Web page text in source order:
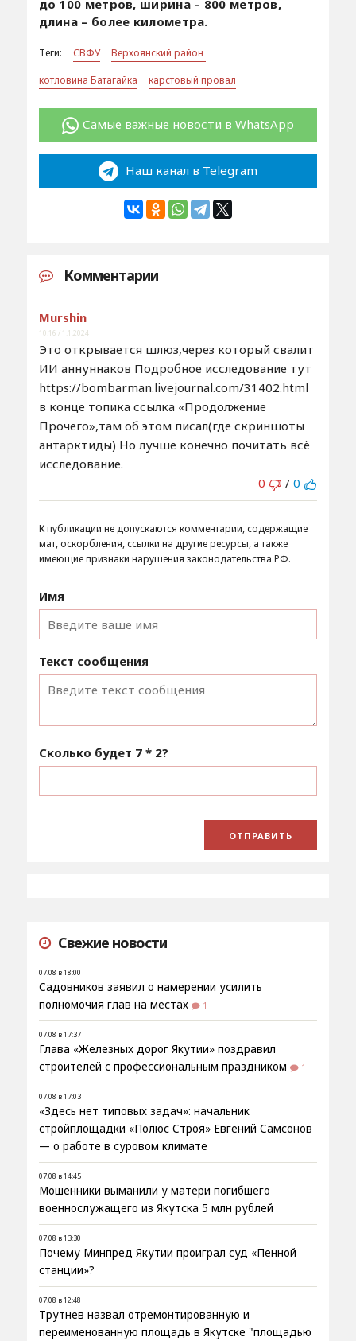
до 100 метров, ширина – 800 метров,
длина – более километра.
Теги: СВФУ
Верхоянский район
котловина Батагайка
карстовый провал
Самые важные новости в WhatsApp
Наш канал в Telegram
Комментарии
Murshin
10:16 / 1.1.2024
Это открывается шлюз,через который свалит
ИИ аннуннаков Подробное исследование тут
https://bombarman.livejournal.com/31402.html
в конце топика ссылка «Продолжение
Прочего»,там об этом писал(где скриншоты
антарктиды) Но лучше конечно почитать всё
исследование.
0
/ 0
К публикации не допускаются комментарии, содержащие
мат, оскорбления, ссылки на другие ресурсы, а также
имеющие признаки нарушения законодательства РФ.
Имя
Текст сообщения
Сколько будет 7 * 2?
Свежие новости
07.08 в 18:00
Садовников заявил о намерении усилить
полномочия глав на местах
1
07.08 в 17:37
Глава «Железных дорог Якутии» поздравил
строителей с профессиональным праздником
1
07.08 в 17:03
«Здесь нет типовых задач»: начальник
стройплощадки «Полюс Строя» Евгений Самсонов
— о работе в суровом климате
07.08 в 14:45
Мошенники выманили у матери погибшего
военнослужащего из Якутска 5 млн рублей
07.08 в 13:30
Почему Минпред Якутии проиграл суд «Пенной
станции»?
07.08 в 12:48
Трутнев назвал отремонтированную и
переименованную площадь в Якутске "площадью